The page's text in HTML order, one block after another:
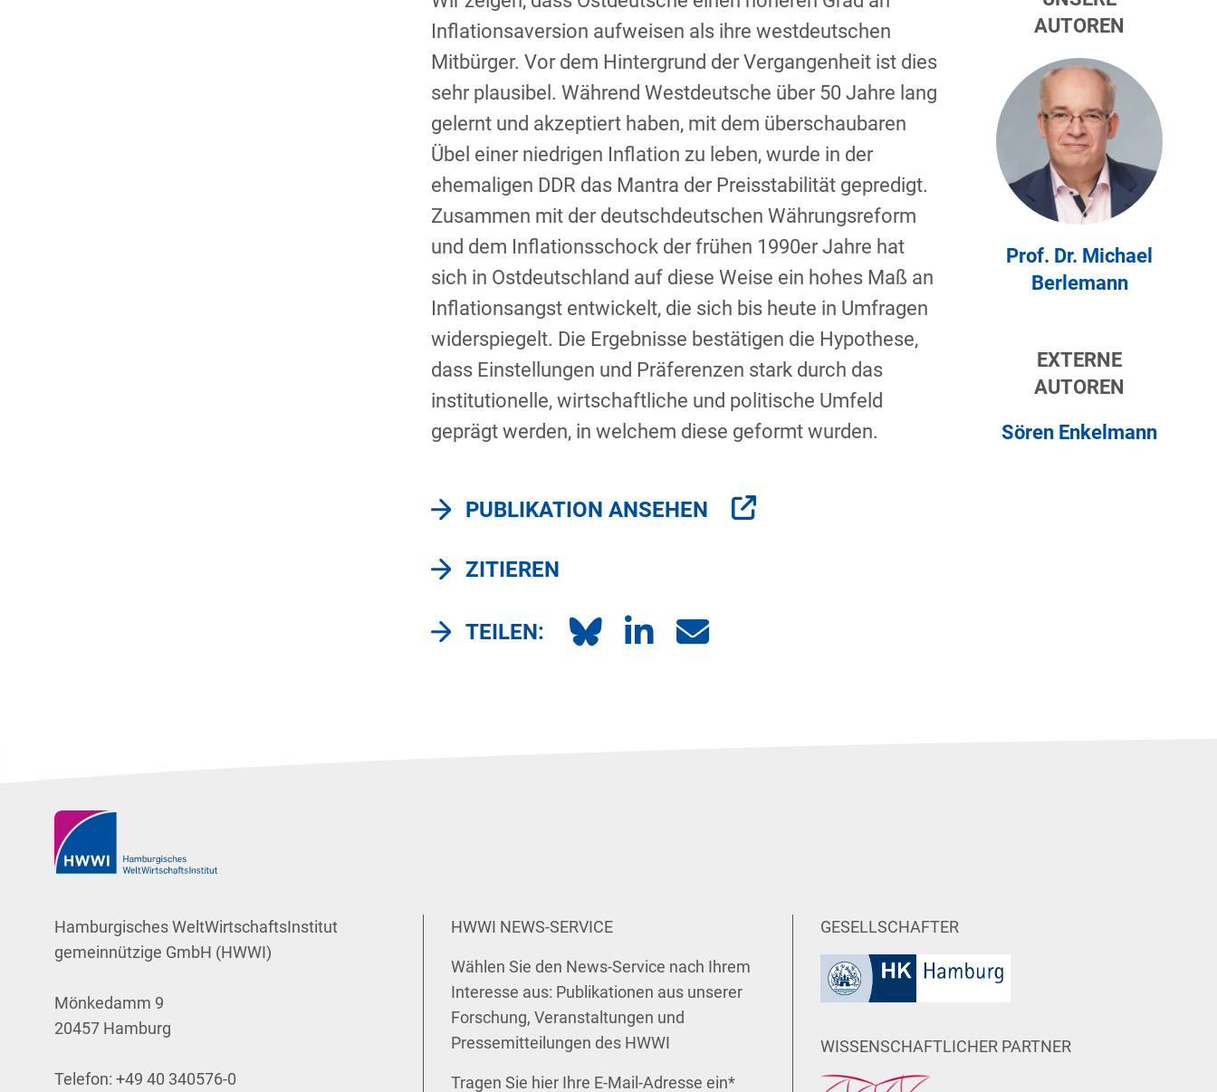
Inflationsaversion aufweisen als ihre westdeutschen
Mitbürger. Vor dem Hintergrund der Vergangenheit ist dies
sehr plausibel. Während Westdeutsche über 50 Jahre lang
gelernt und akzeptiert haben, mit dem überschaubaren
Übel einer niedrigen Inflation zu leben, wurde in der
ehemaligen DDR das Mantra der Preisstabilität gepredigt.
Zusammen mit der deutschdeutschen Währungsreform
und dem Inflationsschock der frühen 1990er Jahre hat
sich in Ostdeutschland auf diese Weise ein hohes Maß an
Inflationsangst entwickelt, die sich bis heute in Umfragen
widerspiegelt. Die Ergebnisse bestätigen die Hypothese,
dass Einstellungen und Präferenzen stark durch das
institutionelle, wirtschaftliche und politische Umfeld
geprägt werden, in welchem diese geformt wurden.
AUTOREN
Prof. Dr. Michael
Berlemann
EXTERNE
AUTOREN
Sören Enkelmann
PUBLIKATION ANSEHEN
ZITIEREN
TEILEN:
Hamburgisches WeltWirtschaftsInstitut
gemeinnützige GmbH (HWWI)
Mönkedamm 9
20457 Hamburg
Telefon: +49 40 340576-0
HWWI NEWS-SERVICE
Wählen Sie den News-Service nach Ihrem
Interesse aus: Publikationen aus unserer
Forschung, Veranstaltungen und
Pressemitteilungen des HWWI
Tragen Sie hier Ihre E-Mail-Adresse ein*
GESELLSCHAFTER
WISSENSCHAFTLICHER PARTNER